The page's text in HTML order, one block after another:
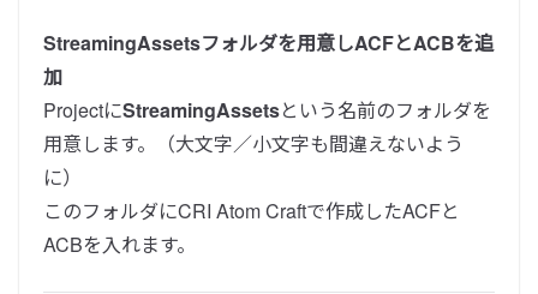
StreamingAssetsフォルダを用意しACFとACBを追
加
ProjectにStreamingAssetsという名前のフォルダを
用意します。（大文字／小文字も間違えないよう
に）
このフォルダにCRI Atom Craftで作成したACFと
ACBを入れます。